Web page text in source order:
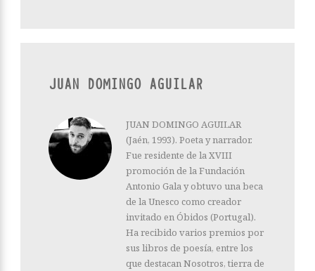
JUAN DOMINGO AGUILAR
JUAN DOMINGO AGUILAR
(Jaén, 1993). Poeta y narrador.
Fue residente de la XVIII
promoción de la Fundación
Antonio Gala y obtuvo una beca
de la Unesco como creador
invitado en Óbidos (Portugal).
Ha recibido varios premios por
sus libros de poesía, entre los
que destacan Nosotros, tierra de